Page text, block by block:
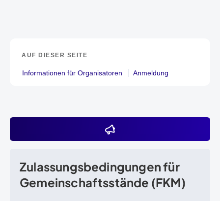
AUF DIESER SEITE
Informationen für Organisatoren Anmeldung
Zulassungsbedingungen für
Gemeinschaftsstände (FKM)